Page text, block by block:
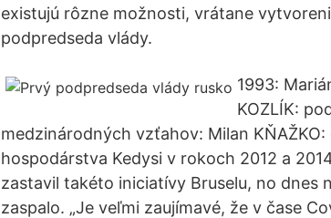
existujú rôzne možnosti, vrátane
podpredseda vlády.
1993:
KOZLÍK:
medzinárodných vzťahov: Milan
hospodárstva Kedysi v rokoch 2012 a
zastavil takéto iniciatívy Bruselu, no dnes
zaspalo. „Je veľmi zaujímavé, že v čase